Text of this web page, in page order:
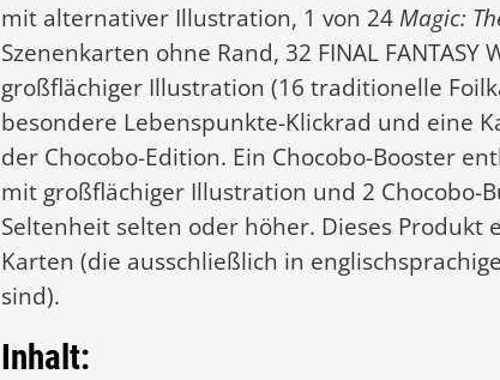
mit alternativer Illustration, 1 von 24 Magic:
Szenenkarten ohne Rand, 32 FINAL
großflächiger Illustration (16 traditionelle
besondere Lebenspunkte-Klickrad und eine
der Chocobo-Edition. Ein Chocobo-Booster
mit großflächiger Illustration und 2 Chocobo-
Seltenheit selten oder höher. Dieses Produkt
Karten (die ausschließlich in
sind).
Inhalt: